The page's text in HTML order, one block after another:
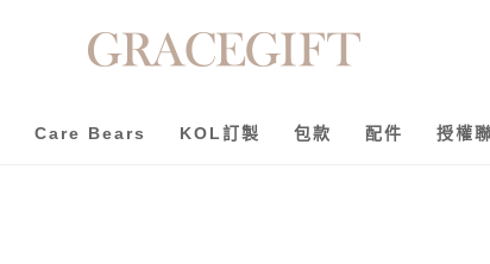
Care Bears KOL訂製 包款 配件 授權